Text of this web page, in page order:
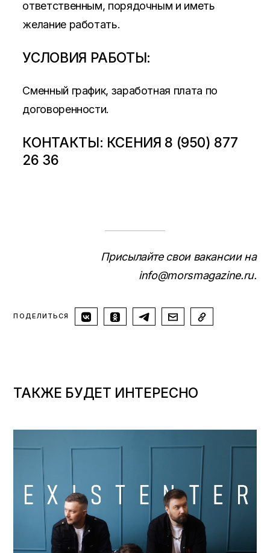
ответственным, порядочным и иметь
желание работать.
УСЛОВИЯ РАБОТЫ:
Сменный график, заработная плата по
договоренности.
КОНТАКТЫ: КСЕНИЯ 8 (950) 877
26 36
Присылайте свои вакансии на
info@morsmagazine.ru.
ПОДЕЛИТЬСЯ
ТАКЖЕ БУДЕТ ИНТЕРЕСНО